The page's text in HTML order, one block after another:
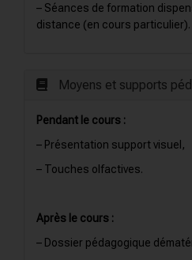
– Séances de formation
distance (en cours particulier).
Moyens et supports
Pendant le cours :
– Présentation support visuel,
– Touches olfactives.
Après le cours :
– Dossier pédagogique